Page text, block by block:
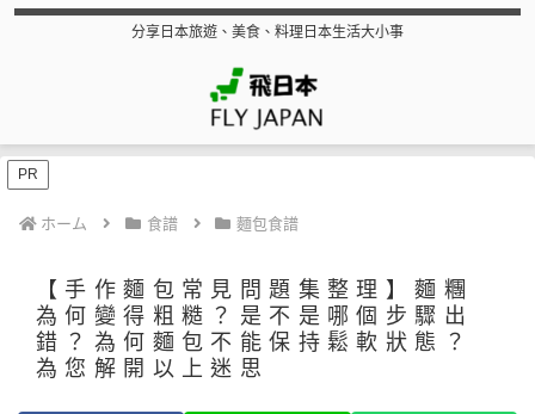
分享日本旅遊、美食、料理日本生活大小事
PR
ホーム 食譜 麵包食譜
【手作麵包常見問題集整理】麵糰
為何變得粗糙？是不是哪個步驟出
錯？為何麵包不能保持鬆軟狀態？
為您解開以上迷思